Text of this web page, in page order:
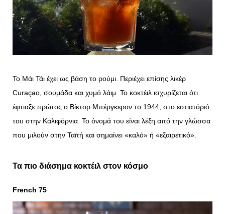
Το Μάι Τάι έχει ως βάση το ρούμι. Περιέχει επίσης λικέρ
Curaçao, σουμάδα και χυμό λάιμ. Το κοκτέιλ ισχυρίζεται ότι
έφτιαξε πρώτος ο Βίκτορ Μπέργκερον το 1944, στο εστιατόριό
του στην Καλιφόρνια. Το όνομά του είναι λέξη από την γλώσσα
που μιλούν στην Ταϊτή και σημαίνει «καλό» ή «εξαιρετικό».
Τα πιο διάσημα κοκτέιλ στον κόσμο
French 75